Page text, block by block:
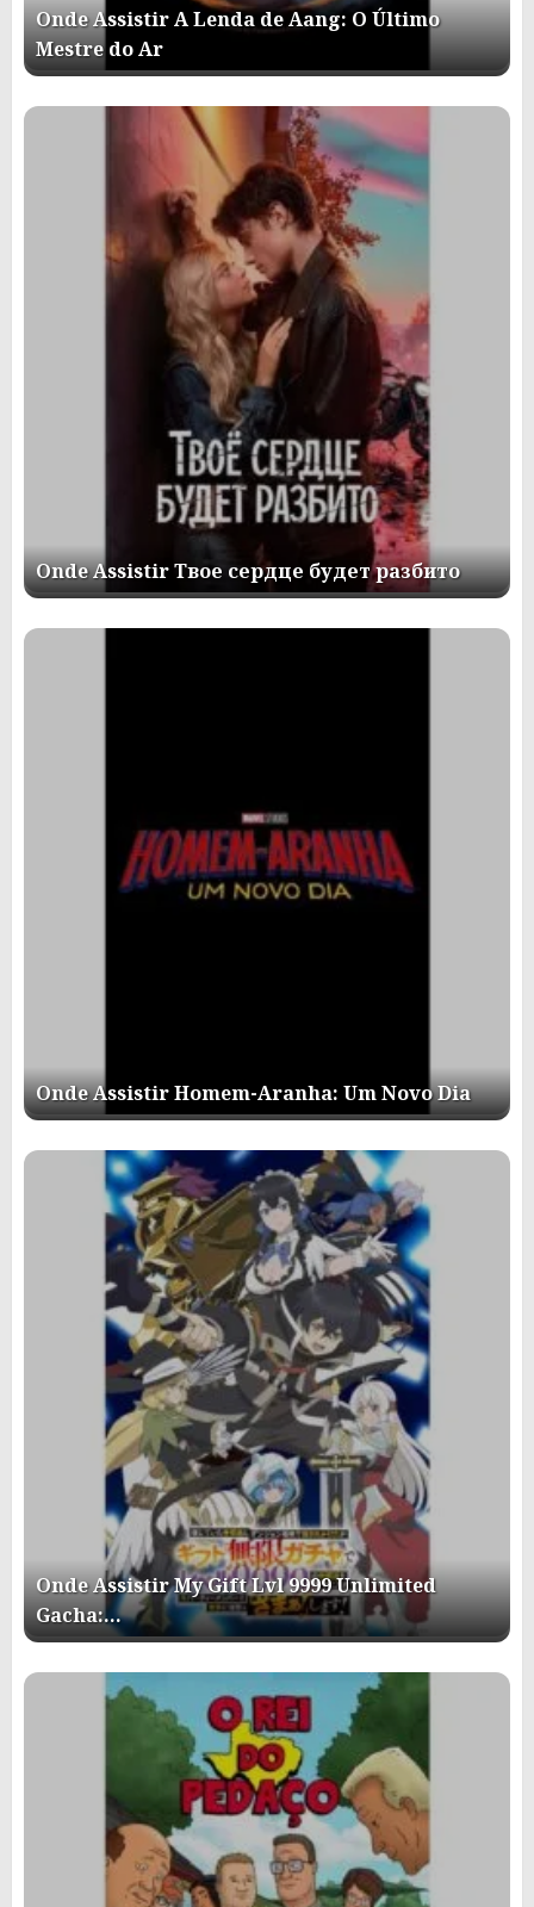
Onde Assistir A Lenda de Aang: O Último
Mestre do Ar
Onde Assistir Твое сердце будет разбито
Onde Assistir Homem-Aranha: Um Novo Dia
Onde Assistir My Gift Lvl 9999 Unlimited
Gacha:…